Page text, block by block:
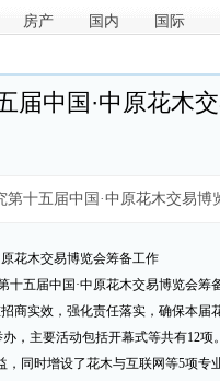
房产 国内 国际
届中国·中原花木
第十五届中国·中原花木交易博
花木交易博览会筹备工作
十五届中国·中原花木交易博览会
商实效，强化责任落实，确保本届
，主要活动包括开幕式等共有12
同时增设了花木与互联网等5项专